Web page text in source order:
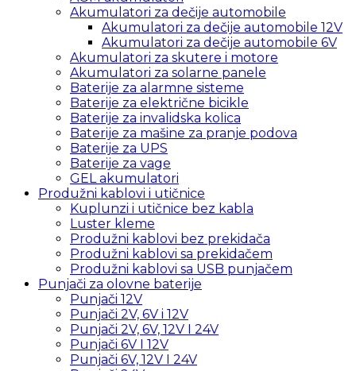
Akumulatori za dečije automobile
Akumulatori za dečije automobile 12V
Akumulatori za dečije automobile 6V
Akumulatori za skutere i motore
Akumulatori za solarne panele
Baterije za alarmne sisteme
Baterije za električne bicikle
Baterije za invalidska kolica
Baterije za mašine za pranje podova
Baterije za UPS
Baterije za vage
GEL akumulatori
Produžni kablovi i utičnice
Kuplunzi i utičnice bez kabla
Luster kleme
Produžni kablovi bez prekidača
Produžni kablovi sa prekidačem
Produžni kablovi sa USB punjačem
Punjači za olovne baterije
Punjači 12V
Punjači 2V, 6V i 12V
Punjači 2V, 6V, 12V I 24V
Punjači 6V I 12V
Punjači 6V, 12V I 24V